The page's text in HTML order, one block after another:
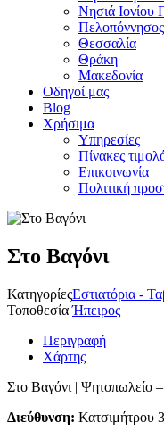
Νησιά Ιονίου
Πελοπόννησος
Θεσσαλία
Θράκη
Μακεδονία
Οδηγοί μας
Blog
Χρήσιμα
Υπηρεσίες
Πίνακες
Επικοινωνία
Πολιτική
Στο Βαγόνι
ΚατηγορίεςΕστιατόρια -
ΤοποθεσίαΉπειρος
Περιγραφή
Χάρτης
Στο Βαγόνι | Ψητοπωλείο
Διεύθυνση: Κατσιμήτρου